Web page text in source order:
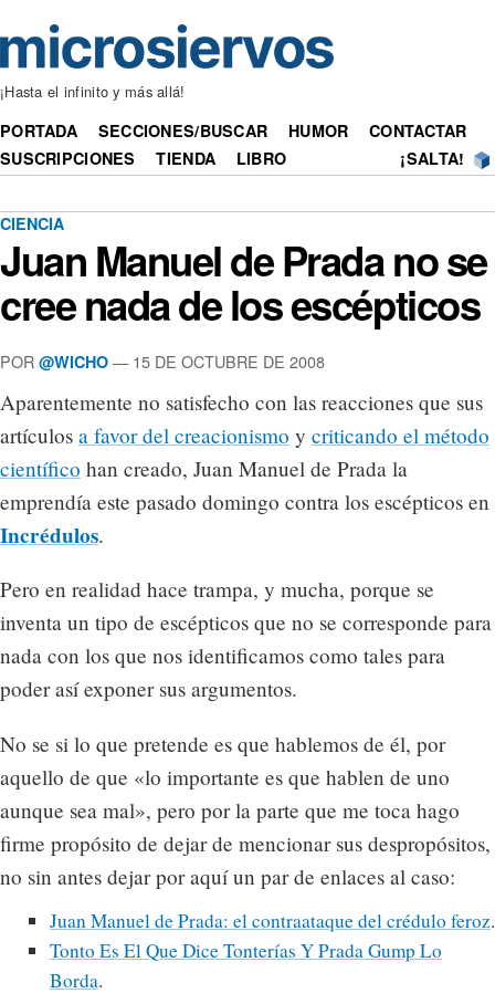
¡Hasta el infinito y más allá!
PORTADA SECCIONES/BUSCAR HUMOR
CONTACTAR
SUSCRIPCIONES
TIENDA LIBRO ¡SALTA!
CIENCIA
Juan Manuel de Prada no se
cree nada de los escépticos
POR @WICHO — 15 DE OCTUBRE DE 2008
Aparentemente no satisfecho con las reacciones que sus
artículos a favor del creacionismo y criticando el método
científico han creado, Juan Manuel de Prada la
emprendía este pasado domingo contra los escépticos en
Incrédulos.
Pero en realidad hace trampa, y mucha, porque se
inventa un tipo de escépticos que no se corresponde para
nada con los que nos identificamos como tales para
poder así exponer sus argumentos.
No se si lo que pretende es que hablemos de él, por
aquello de que «lo importante es que hablen de uno
aunque sea mal», pero por la parte que me toca hago
firme propósito de dejar de mencionar sus despropósitos,
no sin antes dejar por aquí un par de enlaces al caso:
Juan Manuel de Prada: el contraataque del crédulo feroz.
Tonto Es El Que Dice Tonterías Y Prada Gump Lo
Borda.